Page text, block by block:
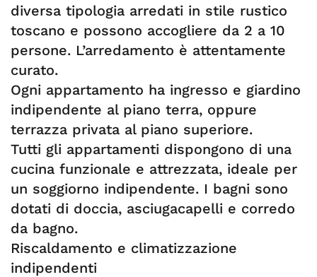
diversa tipologia arredati in stile rustico
toscano e possono accogliere da 2 a 10
persone. L’arredamento è attentamente
curato.
Ogni appartamento ha ingresso e giardino
indipendente al piano terra, oppure
terrazza privata al piano superiore.
Tutti gli appartamenti dispongono di una
cucina funzionale e attrezzata, ideale per
un soggiorno indipendente. I bagni sono
dotati di doccia, asciugacapelli e corredo
da bagno.
Riscaldamento e climatizzazione
indipendenti